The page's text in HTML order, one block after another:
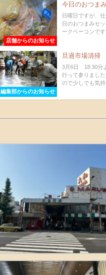
店舗からのお知らせ
今日のおつま
日曜日ですが、
日のおつまみセ
ークベーコンです
編集部からのお知らせ
旦過市場清掃
3月6日 18:30分
行って参りまし
ので少しでも気